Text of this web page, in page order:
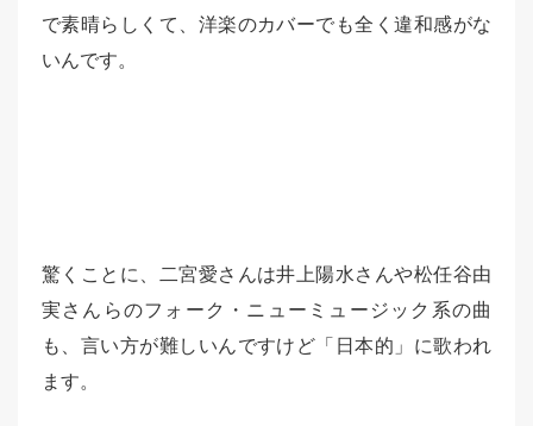
で素晴らしくて、洋楽のカバーでも全く違和感がな
いんです。
驚くことに、二宮愛さんは井上陽水さんや松任谷由
実さんらのフォーク・ニューミュージック系の曲
も、言い方が難しいんですけど「日本的」に歌われ
ます。